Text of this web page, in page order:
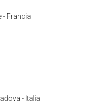
- Francia
- Italia